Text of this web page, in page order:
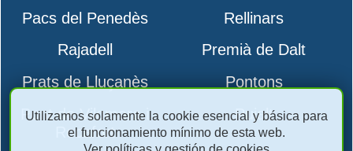
Pacs del Penedès
Rellinars
Rajadell
Premià de Dalt
Prats de Lluçanès
Pontons
Pont de Vilomara i
Rocafort
Pujalt
Utilizamos solamente la cookie esencial y básica para
el funcionamiento mínimo de esta web.